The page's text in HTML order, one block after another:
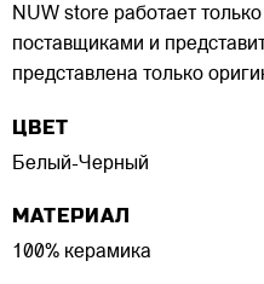
NUW store работает
поставщиками и
представлена только
ЦВЕТ
Белый-Черный
МАТЕРИАЛ
100% керамика